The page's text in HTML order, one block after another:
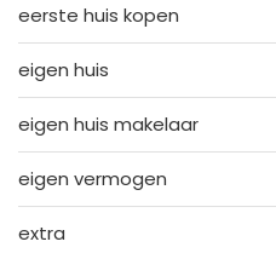
eerste huis kopen
eigen huis
eigen huis makelaar
eigen vermogen
extra